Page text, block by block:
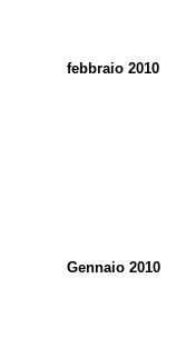
febbraio 2010
Gennaio 2010